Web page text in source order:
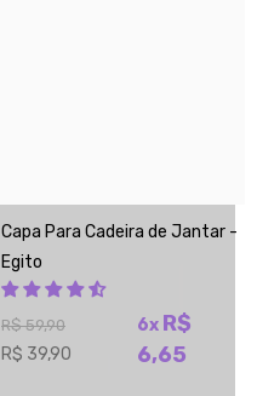
Capa Para Cadeira de Jantar -
Egito
R$ 59,90
R$ 39,90
6x R$
6,65